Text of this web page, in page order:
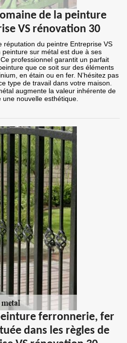
de la peinture
VS rénovation 30
réputation du peintre Entreprise VS
sur métal est due à ses
professionnel garantit un parfait
que ce soit sur des éléments
en étain ou en fer. N’hésitez pas
type de travail dans votre maison.
augmente la valeur inhérente de
une nouvelle esthétique.
ferronnerie, fer
dans les règles de